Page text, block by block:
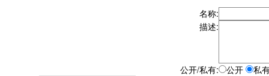
名称:
描述:
公开/私有: 公开
私